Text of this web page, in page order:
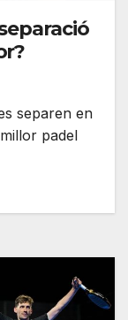
separen en
padel